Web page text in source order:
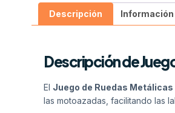
Descripción
Descripción de
El Juego de Ruedas
las motoazadas, facilitando las